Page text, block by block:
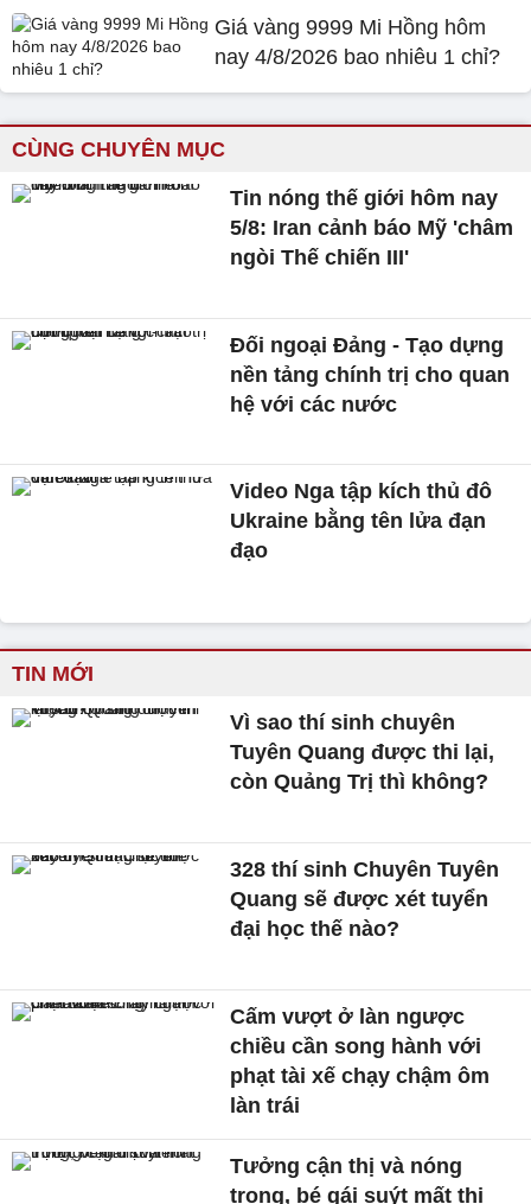
Giá vàng 9999 Mi Hồng hôm
nay 4/8/2026 bao nhiêu 1 chỉ?
CÙNG CHUYÊN MỤC
Tin nóng thế giới hôm nay
5/8: Iran cảnh báo Mỹ 'châm
ngòi Thế chiến III'
Đối ngoại Đảng - Tạo dựng
nền tảng chính trị cho quan
hệ với các nước
Video Nga tập kích thủ đô
Ukraine bằng tên lửa đạn
đạo
TIN MỚI
Vì sao thí sinh chuyên
Tuyên Quang được thi lại,
còn Quảng Trị thì không?
328 thí sinh Chuyên Tuyên
Quang sẽ được xét tuyển
đại học thế nào?
Cấm vượt ở làn ngược
chiều cần song hành với
phạt tài xế chạy chậm ôm
làn trái
Tưởng cận thị và nóng
trong, bé gái suýt mất thị